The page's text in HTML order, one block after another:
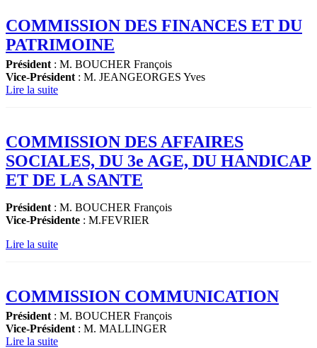
COMMISSION DES FINANCES ET DU
PATRIMOINE
Président : M. BOUCHER François
Vice-Président : M. JEANGEORGES Yves
Lire la suite
COMMISSION DES AFFAIRES
SOCIALES, DU 3e AGE, DU HANDICAP
ET DE LA SANTE
Président : M. BOUCHER François
Vice-Présidente : M.FEVRIER
Lire la suite
COMMISSION COMMUNICATION
Président : M. BOUCHER François
Vice-Président : M. MALLINGER
Lire la suite